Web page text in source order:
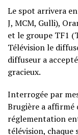
Le spot arrivera
J, MCM, Gulli),
et le groupe TF1
Télévision le
diffuseur a
gracieux.
Interrogée par
Brugière a affirmé
réglementation
télévision,